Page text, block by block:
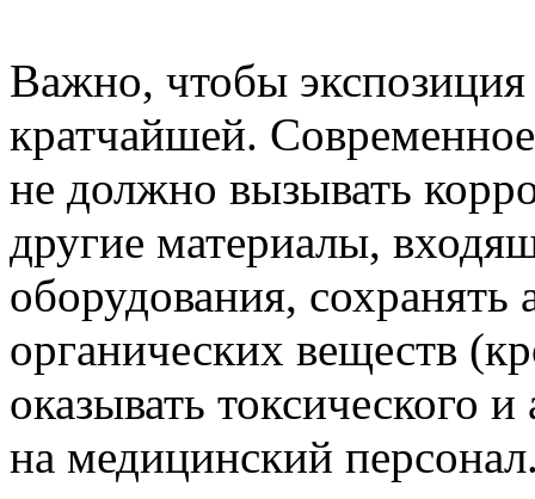
Важно, чтобы экспозиция
кратчайшей.
не должно вызывать
другие материалы,
оборудования, сохранять
органических веществ
оказывать токсического
на медицинский